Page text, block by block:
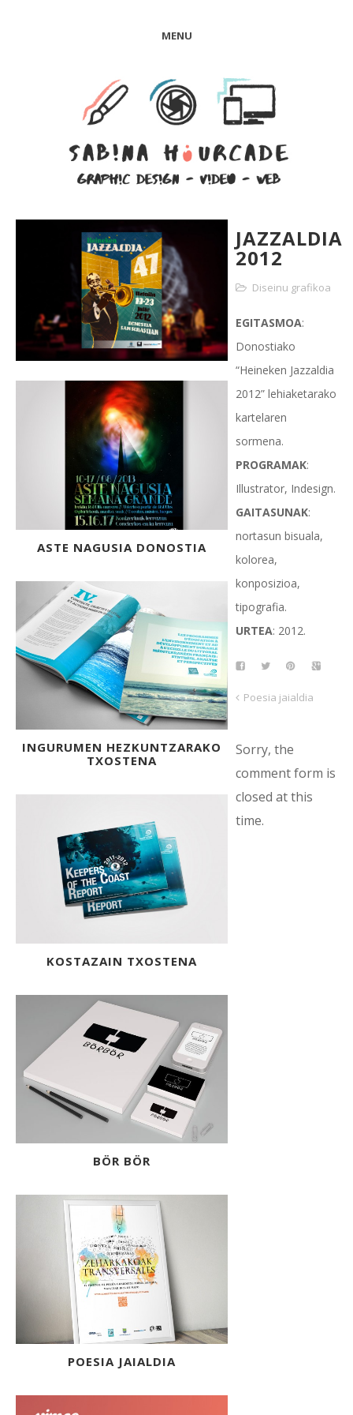
MENU
ASTE NAGUSIA DONOSTIA
INGURUMEN HEZKUNTZARAKO
TXOSTENA
KOSTAZAIN TXOSTENA
BÖR BÖR
POESIA JAIALDIA
JAZZALDIA
2012
Diseinu grafikoa
EGITASMOA:
Donostiako
“Heineken Jazzaldia
2012” lehiaketarako
kartelaren
sormena.
PROGRAMAK:
Illustrator, Indesign.
GAITASUNAK:
nortasun bisuala,
kolorea,
konposizioa,
tipografia.
URTEA: 2012.
Poesia jaialdia
Sorry, the
comment form is
closed at this
time.